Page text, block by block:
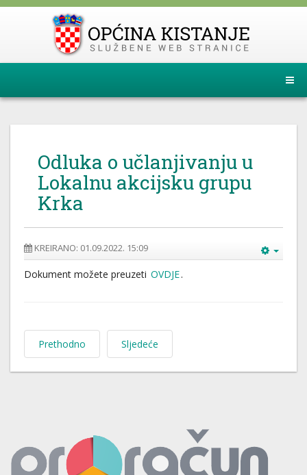
Odluka o učlanjivanju u
Lokalnu akcijsku grupu
Krka
KREIRANO: 01.09.2022. 15:09
Dokument možete preuzeti OVDJE.
Prethodno Sljedeće